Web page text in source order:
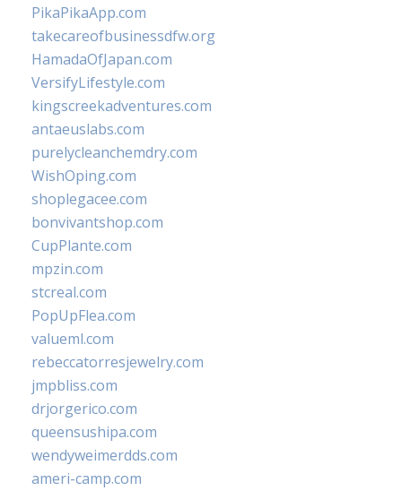
PikaPikaApp.com
takecareofbusinessdfw.org
HamadaOfJapan.com
VersifyLifestyle.com
kingscreekadventures.com
antaeuslabs.com
purelycleanchemdry.com
WishOping.com
shoplegacee.com
bonvivantshop.com
CupPlante.com
mpzin.com
stcreal.com
PopUpFlea.com
valueml.com
rebeccatorresjewelry.com
jmpbliss.com
drjorgerico.com
queensushipa.com
wendyweimerdds.com
ameri-camp.com